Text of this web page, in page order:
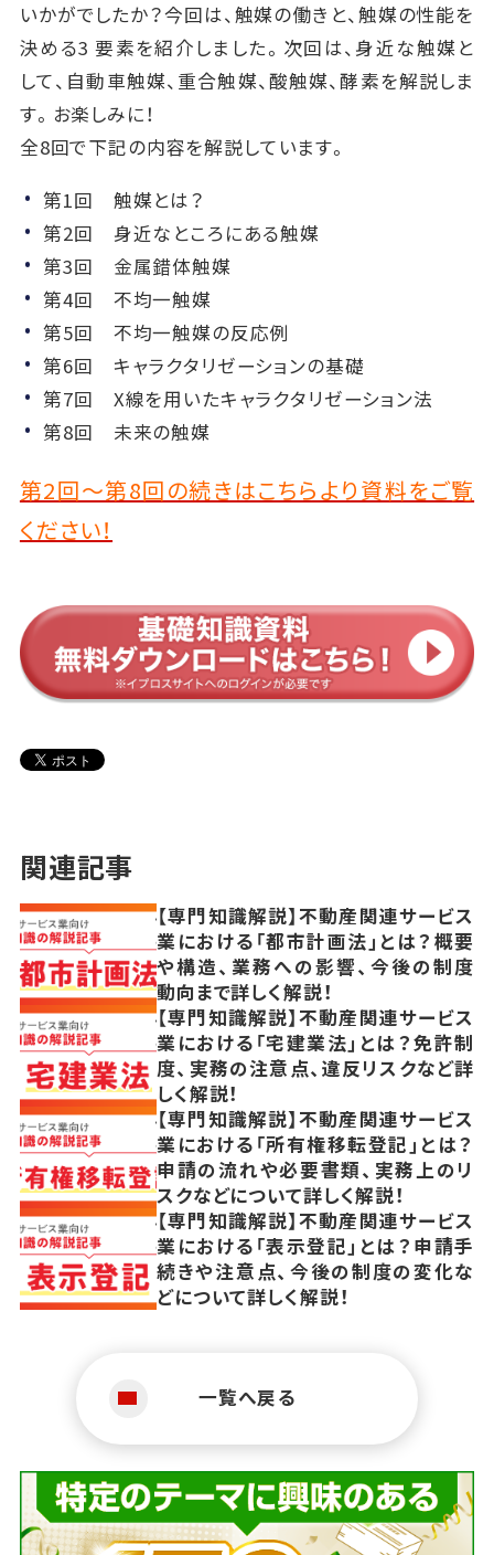
いかがでしたか？今回は、触媒の働きと、触媒の性能を
決める3 要素を紹介しました。次回は、身近な触媒と
して、自動車触媒、重合触媒、酸触媒、酵素を解説しま
す。お楽しみに！
全8回で下記の内容を解説しています。
第1回 触媒とは？
第2回 身近なところにある触媒
第3回 金属錯体触媒
第4回 不均一触媒
第5回 不均一触媒の反応例
第6回 キャラクタリゼーションの基礎
第7回 X線を用いたキャラクタリゼーション法
第8回 未来の触媒
第2回～第8回の続きはこちらより資料をご覧
ください！
関連記事
【専門知識解説】不動産関連サービス
業における「都市計画法」とは？概要
や構造、業務への影響、今後の制度
動向まで詳しく解説！
【専門知識解説】不動産関連サービス
業における「宅建業法」とは？免許制
度、実務の注意点、違反リスクなど詳
しく解説！
【専門知識解説】不動産関連サービス
業における「所有権移転登記」とは？
申請の流れや必要書類、実務上のリ
スクなどについて詳しく解説！
【専門知識解説】不動産関連サービス
業における「表示登記」とは？申請手
続きや注意点、今後の制度の変化な
どについて詳しく解説！
一覧へ戻る